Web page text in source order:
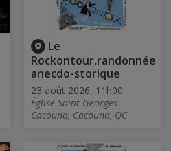
Le
Rockontour,randonnée
anecdo-storique
23 août 2026, 11h00
Église Saint-Georges
Cacouna, Cacouna, QC